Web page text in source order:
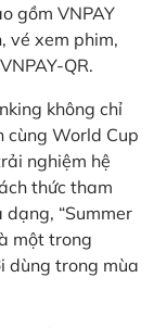
gồm VNPAY
vé xem phim,
QR.
không chỉ
cùng World Cup
nghiệm hệ
thức tham
“Summer
một trong
dùng trong mùa